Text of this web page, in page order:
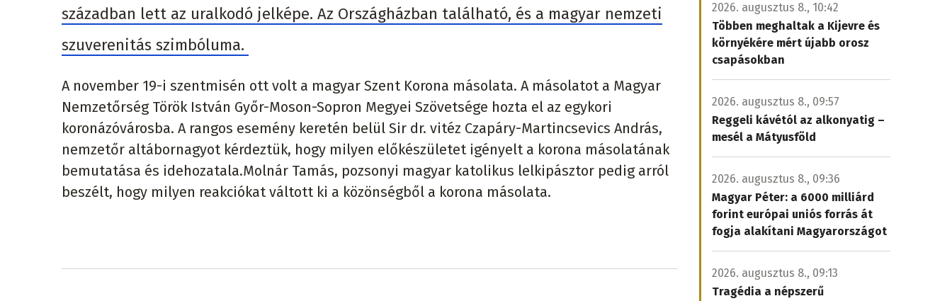
században lett az uralkodó jelképe. Az Országházban található, és a magyar nemzeti
szuverenitás szimbóluma.
A november 19-i szentmisén ott volt a magyar Szent Korona másolata. A másolatot a Magyar
Nemzetőrség Török István Győr-Moson-Sopron Megyei Szövetsége hozta el az egykori
koronázóvárosba. A rangos esemény keretén belül Sir dr. vitéz Czapáry-Martincsevics András,
nemzetőr altábornagyot kérdeztük, hogy milyen előkészületet igényelt a korona másolatának
bemutatása és idehozatala.Molnár Tamás, pozsonyi magyar katolikus lelkipásztor pedig arról
beszélt, hogy milyen reakciókat váltott ki a közönségből a korona másolata.
2026. augusztus 8., 10:42
Többen meghaltak a Kijevre és
környékére mért újabb orosz
csapásokban
2026. augusztus 8., 09:57
Reggeli kávétól az alkonyatig –
mesél a Mátyusföld
2026. augusztus 8., 09:36
Magyar Péter: a 6000 milliárd
forint európai uniós forrás át
fogja alakítani Magyarországot
2026. augusztus 8., 09:13
Tragédia a népszerű